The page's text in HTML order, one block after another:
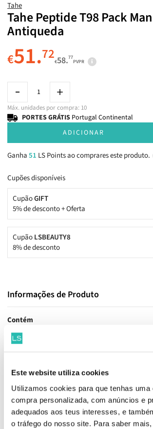
Este website utiliza cookies
Utilizamos cookies para que tenhas uma
compra personalizada, com anúncios e
adequados aos teus interesses, e
o tráfego do nosso site. Para saber mais,
Tahe
Tahe Peptide T98 Pack
Antiqueda
€51.72€58.77
PVPR
Máx. unidades por compra: 10
PORTES GRÁTIS Portugal Continental
ADICIONAR
Ganha51 LS Points ao comprares este produto.
Cupões disponíveis
CupãoGIFT
5% de desconto + Oferta
CupãoLSBEAUTY8
8% de desconto
Informações de Produto
Contém
Tahe Peptide T98 Shampoo Antiqueda
O shampoo Peptide T98 Antiqueda é
extratos vegetais e ingredientes
cabeludo, promovendo um cabelo mais denso,
ideal para quem procura um cuidado eficaz e
Tahe Peptide T98 Concentrado Antiqueda
Um concentrado redensificante antiqueda de